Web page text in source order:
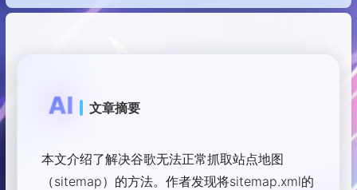
AI 文章摘要
本文介绍了解决谷歌无法正常抓取站点地图
（sitemap）的方法。作者发现将sitemap.xml的